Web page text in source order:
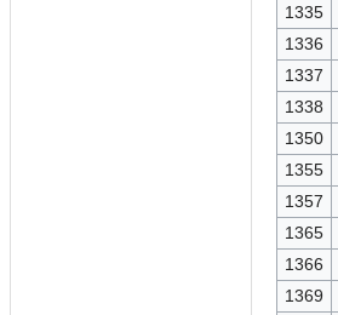
1335
1336
1337
1338
1350
1355
1357
1365
1366
1369